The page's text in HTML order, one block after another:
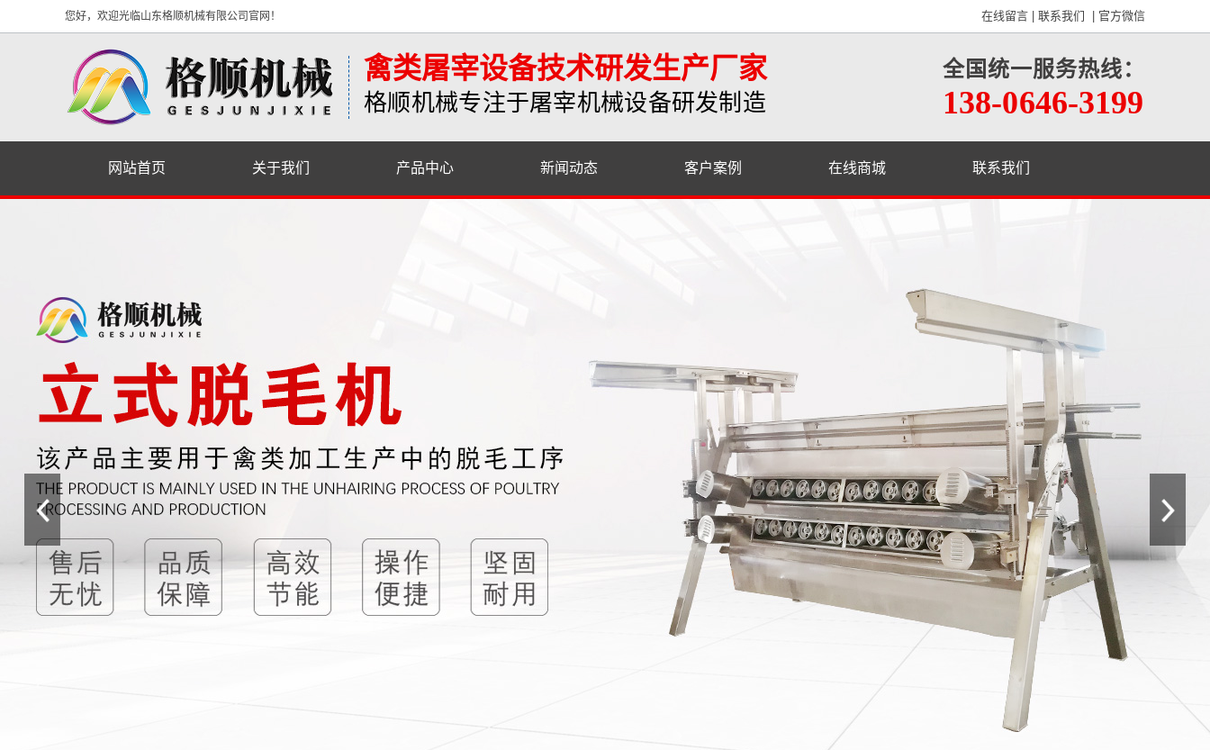
您好，欢迎光临山东格顺机械有限公司官网！ 在线留言 联系我们 官方微信
禽类屠宰设备技术研发生产厂家
格顺机械专注于屠宰机械设备研发制造
全国统一服务热线：
138-0646-3199
网站首页 关于我们 产品中心 新闻动态 客户案例 在线商城 联系我们